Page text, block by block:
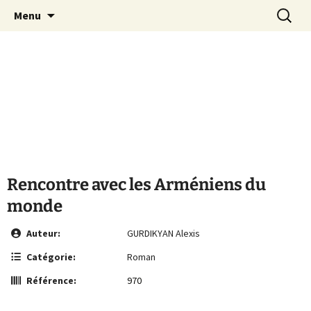
MCA Vienne
Le site de la Maison de la Culture
Arménienne de Vienne
Menu
Rencontre avec les Arméniens du
monde
Auteur:
GURDIKYAN Alexis
Catégorie:
Roman
Référence:
970